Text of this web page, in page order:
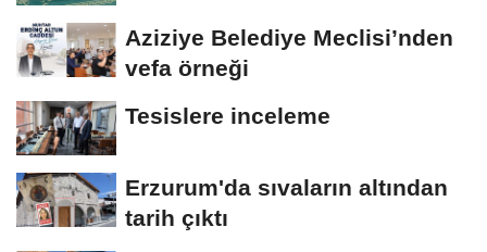
Aziziye Belediye Meclisi’nden
vefa örneği
Tesislere inceleme
Erzurum'da sıvaların altından
tarih çıktı